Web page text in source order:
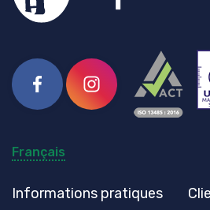
Facebook
Français
Informations pratiques